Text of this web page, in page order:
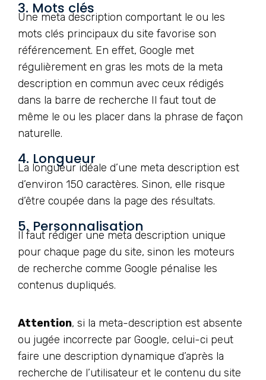
3. Mots clés
Une meta description comportant le ou les
mots clés principaux du site favorise son
référencement. En effet, Google met
régulièrement en gras les mots de la meta
description en commun avec ceux rédigés
dans la barre de recherche Il faut tout de
même le ou les placer dans la phrase de façon
naturelle.
4. Longueur
La longueur idéale d’une meta description est
d’environ 150 caractères. Sinon, elle risque
d’être coupée dans la page des résultats.
5. Personnalisation
Il faut rédiger une meta description unique
pour chaque page du site, sinon les moteurs
de recherche comme Google pénalise les
contenus dupliqués.
Attention, si la meta-description est absente
ou jugée incorrecte par Google, celui-ci peut
faire une description dynamique d’après la
recherche de l’utilisateur et le contenu du site